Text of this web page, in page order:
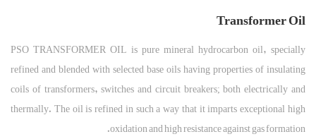
Transformer Oil
PSO TRANSFORMER OIL is pure mineral hydrocarbon oil, specially
refined and blended with selected base oils having properties of insulating
coils of transformers, switches and circuit breakers; both electrically and
thermally. The oil is refined in such a way that it imparts exceptional high
oxidation and high resistance against gas formation.